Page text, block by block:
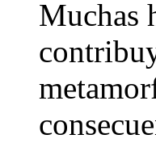
Muchas